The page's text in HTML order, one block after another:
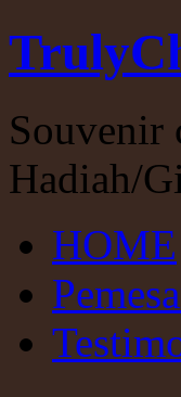
Souvenir
Hadiah/
HOME